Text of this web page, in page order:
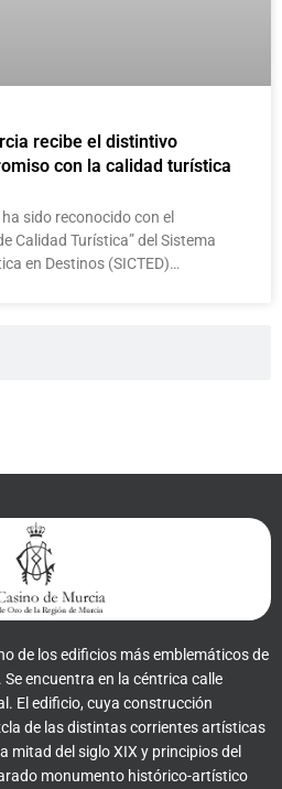
recibe el distintivo
con la calidad turística
sido reconocido con el
Calidad Turística” del Sistema
en Destinos (SICTED)…
de los edificios más emblemáticos de
encuentra en la céntrica calle
El edificio, cuya construcción
de las distintas corrientes artísticas
mitad del siglo XIX y principios del
monumento histórico-artístico